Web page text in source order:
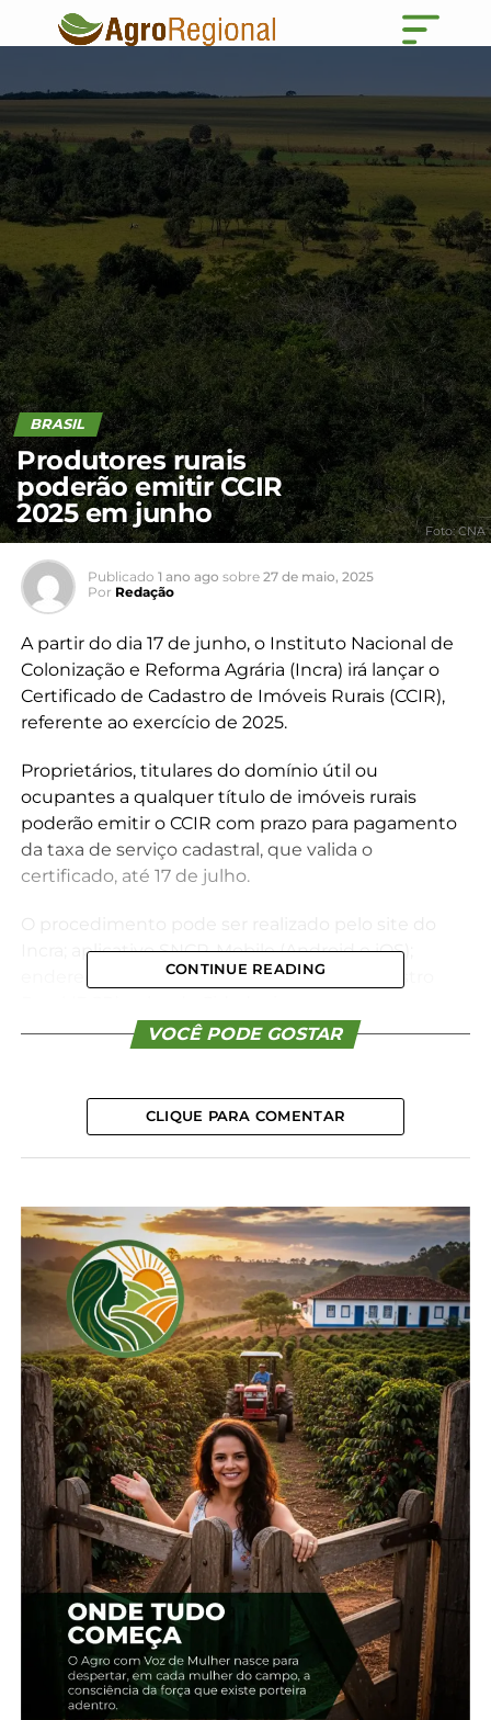
BRASIL
Produtores rurais
poderão emitir CCIR
2025 em junho
Foto: CNA
Publicado 1 ano ago sobre 27 de maio, 2025
Por Redação
A partir do dia 17 de junho, o Instituto Nacional de
Colonização e Reforma Agrária (Incra) irá lançar o
Certificado de Cadastro de Imóveis Rurais (CCIR),
referente ao exercício de 2025.
Proprietários, titulares do domínio útil ou
ocupantes a qualquer título de imóveis rurais
poderão emitir o CCIR com prazo para pagamento
da taxa de serviço cadastral, que valida o
certificado, até 17 de julho.
O procedimento pode ser realizado pelo site do
Incra; aplicativo SNCR-Mobile (Android e iOS);
endereço eletrônico da Declaração de Cadastro
Superintendências Regionais do Incra e Unidades
Avançadas e Municipais de Cadastramento (UMCs).
O pagamento da taxa pode ser feito via PIX ou
cartão de crédito. O boleto bancário somente é
aceito na rede do Banco do Brasil e, após a
geração do certificado com o status de “Quitado”.
Sua apresentação é obrigatória em casos de
transferência, arrendamento, hipoteca,
desmembramento ou partilha do imóvel, além de
ser um dos requisitos exigidos para concessão de
crédito rural por instituições financeiras.
A CNA destaca que o CCIR é fundamental para
garantir a conformidade cadastral da propriedade
rural, além de assegurar ao produtor o acesso a
políticas públicas e financiamentos, como o crédito
agrícola.
O certificado tem validade de um ano, contado a
partir da data do pagamento da taxa, e o sistema
do Incra indica automaticamente quando deve ser
feita a nova emissão.
*CNA com edição
CONTINUE READING
VOCÊ PODE GOSTAR
CLIQUE PARA COMENTAR